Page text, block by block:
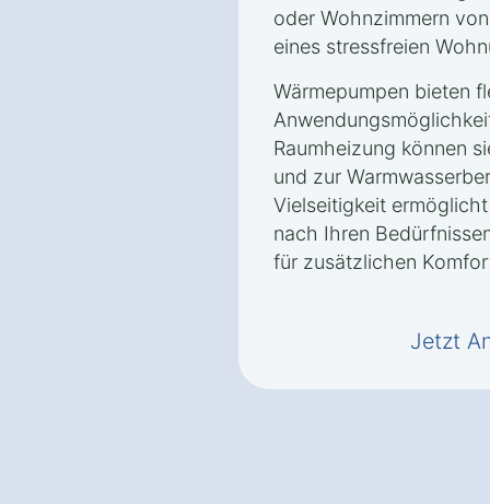
oder Wohnzimmern
eines stressfreien
Wärmepumpen bieten
Raumheizung können
und zur
Vielseitigkeit
nach Ihren
für zusätzlichen
Jetzt